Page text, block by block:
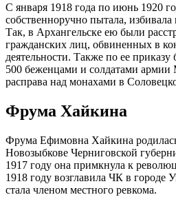
С января 1918 года по июнь 1920
собственноручно пытала, избивала
Так, в Архангельске ею были
гражданских лиц, обвиненных в
деятельности. Также по ее приказу
500 беженцами и солдатами армии
расправа над монахами в
Фрума Хайкина
Фрума Ефимовна Хайкина
Новозыбкове Черниговской
1917 году она примкнула к
1918 году возглавила ЧК в городе
стала членом местного ревкома.